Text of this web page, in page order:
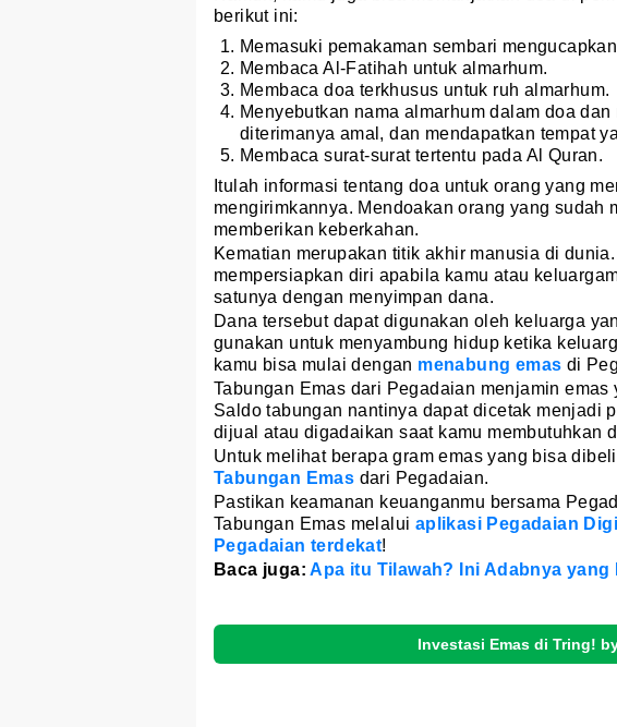
berikut ini:
Memasuki pemakaman sembari
Membaca Al-Fatihah untuk almarhum.
Membaca doa terkhusus untuk ruh almarhum.
Menyebutkan nama almarhum dalam doa
diterimanya amal, dan mendapatkan tempat
Membaca surat-surat tertentu pada Al Quran.
Itulah informasi tentang doa untuk orang yang
mengirimkannya. Mendoakan orang yang sudah
memberikan keberkahan.
Kematian merupakan titik akhir manusia di
mempersiapkan diri apabila kamu atau
satunya dengan menyimpan dana.
Dana tersebut dapat digunakan oleh keluarga
gunakan untuk menyambung hidup ketika
kamu bisa mulai dengan menabung emas di
Tabungan Emas dari Pegadaian menjamin emas
Saldo tabungan nantinya dapat dicetak menjadi
dijual atau digadaikan saat kamu membutuhkan
Untuk melihat berapa gram emas yang bisa
Tabungan Emas dari Pegadaian.
Pastikan keamanan keuanganmu bersama
Tabungan Emas melalui aplikasi Pegadaian
Pegadaian terdekat!
Baca juga:Apa itu Tilawah? Ini Adabnya yang
Investasi Emas di Tring!